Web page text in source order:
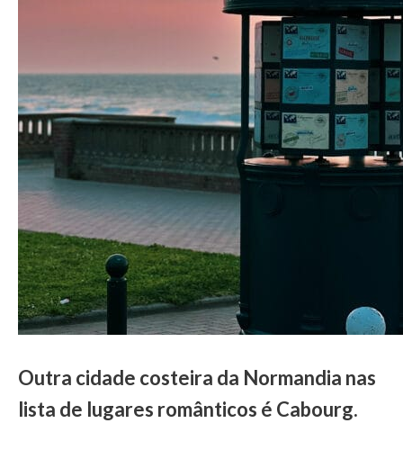
Outra cidade costeira da Normandia nas
lista de lugares românticos é Cabourg.